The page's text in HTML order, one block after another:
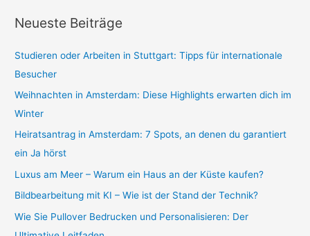
c
Neueste Beiträge
Studieren oder Arbeiten in Stuttgart: Tipps für internationale
Besucher
Weihnachten in Amsterdam: Diese Highlights erwarten dich im
Winter
Heiratsantrag in Amsterdam: 7 Spots, an denen du garantiert
ein Ja hörst
Luxus am Meer – Warum ein Haus an der Küste kaufen?
Bildbearbeitung mit KI – Wie ist der Stand der Technik?
Wie Sie Pullover Bedrucken und Personalisieren: Der